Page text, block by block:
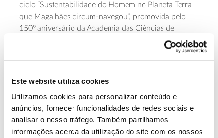
Este website utiliza cookies
Utilizamos cookies para personalizar conteúdo e
anúncios, fornecer funcionalidades de redes sociais e
analisar o nosso tráfego. Também partilhamos
informações acerca da utilização do site com os nossos
ciclo “Sustentabilidade do Homem no Planeta Terra
que Magalhães circum-navegou”, promovida pelo
150º aniversário da Academia das Ciências de
Lisboa. Miguel Correia é docente no ISA – Instituto
Superior de Agronomia, Universidade de Lisboa, e
Presidente do CENTROP – Centro de Estudos
préviapara acompanhar.
Saiba mais sobre a conferência